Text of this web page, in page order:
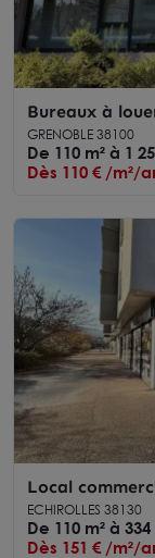
Bureaux à
ascenseurs
GRENOBLE 38100
De 110 m² à 1
Dès 110 € /m²/
Local
vitrine et
ECHIROLLES 38130
De 110 m² à 334
Dès 151 € /m²/